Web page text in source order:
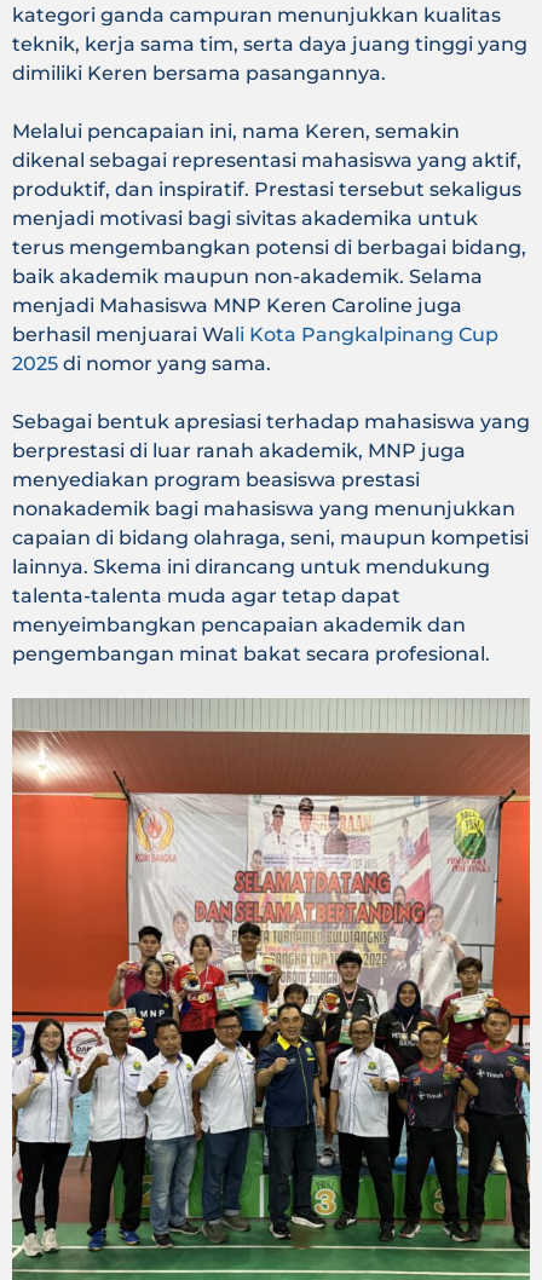
kategori ganda campuran menunjukkan kualitas
teknik, kerja sama tim, serta daya juang tinggi yang
dimiliki Keren bersama pasangannya.
Melalui pencapaian ini, nama Keren, semakin
dikenal sebagai representasi mahasiswa yang aktif,
produktif, dan inspiratif. Prestasi tersebut sekaligus
menjadi motivasi bagi sivitas akademika untuk
terus mengembangkan potensi di berbagai bidang,
baik akademik maupun non-akademik. Selama
menjadi Mahasiswa MNP Keren Caroline juga
berhasil menjuarai Wali Kota Pangkalpinang Cup
2025 di nomor yang sama.
Sebagai bentuk apresiasi terhadap mahasiswa yang
berprestasi di luar ranah akademik, MNP juga
menyediakan program beasiswa prestasi
nonakademik bagi mahasiswa yang menunjukkan
capaian di bidang olahraga, seni, maupun kompetisi
lainnya. Skema ini dirancang untuk mendukung
talenta-talenta muda agar tetap dapat
menyeimbangkan pencapaian akademik dan
pengembangan minat bakat secara profesional.